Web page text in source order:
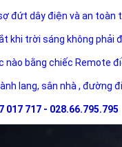
đứt dây điện và an toàn
khi trời sáng không phải
bằng chiếc Remote
lang, sân nhà , đường
017 717 - 028.66.795.795